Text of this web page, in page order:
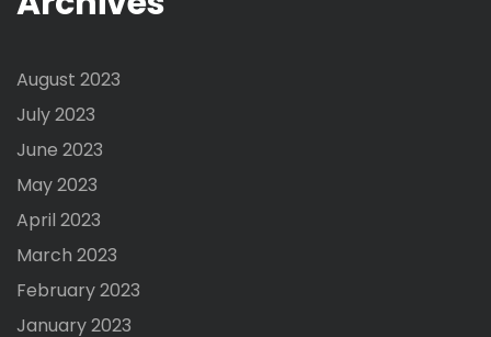
August 2023
July 2023
June 2023
May 2023
April 2023
March 2023
February 2023
January 2023